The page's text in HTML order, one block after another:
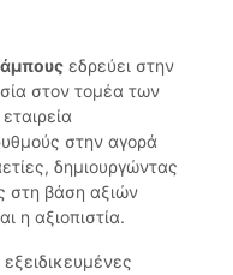
εδρεύει στην
στον τομέα των
στην αγορά
δημιουργώντας
στη βάση αξιών
η αξιοπιστία.